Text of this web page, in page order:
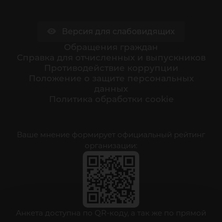
Ваше мнение формирует официальный рейтинг
организации:
Анкета доступна по QR-коду, а так же по прямой